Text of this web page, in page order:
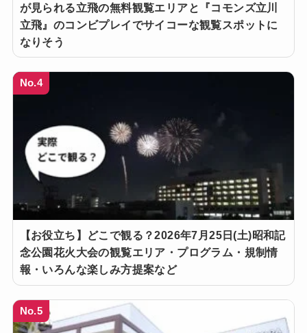
が見られる立飛の無料観覧エリアと『コモンズ立川
立飛』のコンビプレイでサイコーな観覧スポットに
なりそう
No.4
【お役立ち】どこで観る？2026年7月25日(土)昭和記
念公園花火大会の観覧エリア・プログラム・規制情
報・いろんな楽しみ方提案など
No.5